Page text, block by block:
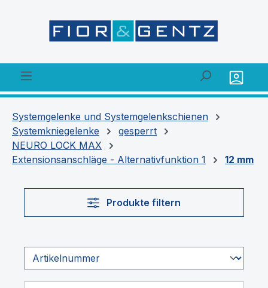
Systemgelenke und Systemgelenkschienen
Systemkniegelenke
gesperrt
NEURO LOCK MAX
Extensionsanschläge - Alternativfunktion 1
12 mm
Produkte filtern